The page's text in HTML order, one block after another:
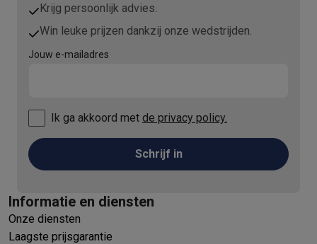
Krijg persoonlijk advies.
Win leuke prijzen dankzij onze wedstrijden.
Jouw e-mailadres
Ik ga akkoord met de privacy policy.
Schrijf in
Informatie en diensten
Onze diensten
Laagste prijsgarantie